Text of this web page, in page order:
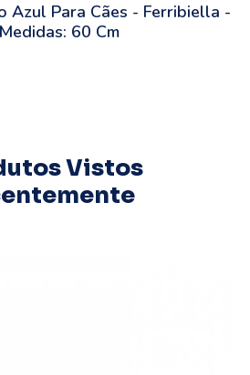
Azul Para Cães - Ferribiella -
60 Cm
Vistos